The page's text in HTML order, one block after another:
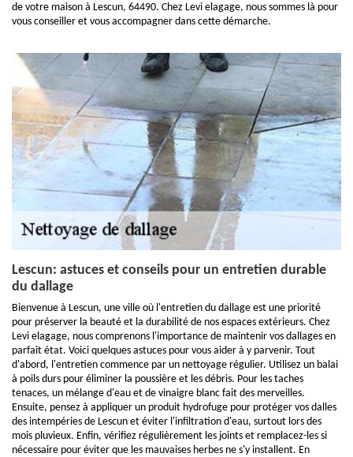
de votre maison à Lescun, 64490. Chez Levi elagage, nous sommes là pour
vous conseiller et vous accompagner dans cette démarche.
Lescun: astuces et conseils pour un entretien durable
du dallage
Bienvenue à Lescun, une ville où l'entretien du dallage est une priorité
pour préserver la beauté et la durabilité de nos espaces extérieurs. Chez
Levi elagage, nous comprenons l'importance de maintenir vos dallages en
parfait état. Voici quelques astuces pour vous aider à y parvenir. Tout
d'abord, l'entretien commence par un nettoyage régulier. Utilisez un balai
à poils durs pour éliminer la poussière et les débris. Pour les taches
tenaces, un mélange d'eau et de vinaigre blanc fait des merveilles.
Ensuite, pensez à appliquer un produit hydrofuge pour protéger vos dalles
des intempéries de Lescun et éviter l'infiltration d'eau, surtout lors des
mois pluvieux. Enfin, vérifiez régulièrement les joints et remplacez-les si
nécessaire pour éviter que les mauvaises herbes ne s'y installent. En